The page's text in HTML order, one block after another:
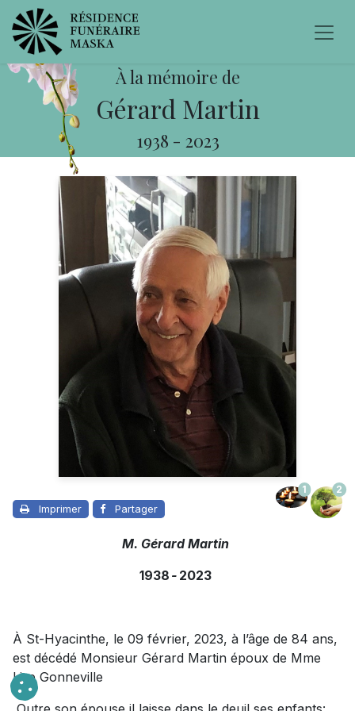
À la mémoire de
Gérard Martin
1938 - 2023
Imprimer Partager
1 2
M. Gérard Martin
1938 - 2023
À St-Hyacinthe, le 09 février, 2023, à l’âge de 84 ans,
est décédé Monsieur Gérard Martin époux de Mme
Lise Gonneville